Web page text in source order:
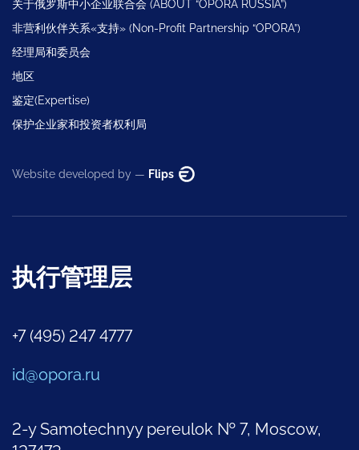
关于俄罗斯中小企业联合会 (ABOUT “OPORA RUSSIA”)
非营利伙伴关系«支持» (Non-Profit Partnership “OPORA”)
经理局和委员会
地区
鉴定(Expertise)
保护企业家和投资者权利局
Website developed by — Flips
执行管理层
+7 (495) 247 4777
id@opora.ru
2-y Samotechnyy pereulok № 7, Moscow,